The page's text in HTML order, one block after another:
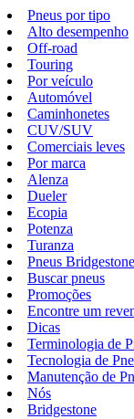
Pneus por tipo
Alto desempenho
Off-road
Touring
Por veículo
Automóvel
Caminhonetes
CUV/SUV
Comerciais leves
Por marca
Alenza
Dueler
Ecopia
Potenza
Turanza
Pneus Bridgestone
Buscar pneus
Promoções
Encontre um
Dicas
Terminologia de
Tecnologia de
Manutenção de
Nós
Bridgestone